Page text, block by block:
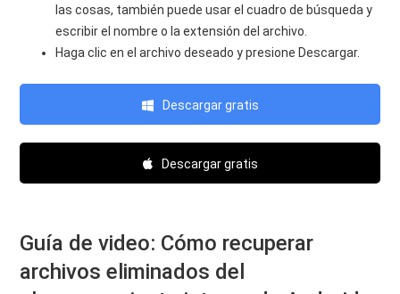
las cosas, también puede usar el cuadro de búsqueda y
escribir el nombre o la extensión del archivo.
Haga clic en el archivo deseado y presione Descargar.
Descargar gratis
Descargar gratis
Guía de video: Cómo recuperar
archivos eliminados del